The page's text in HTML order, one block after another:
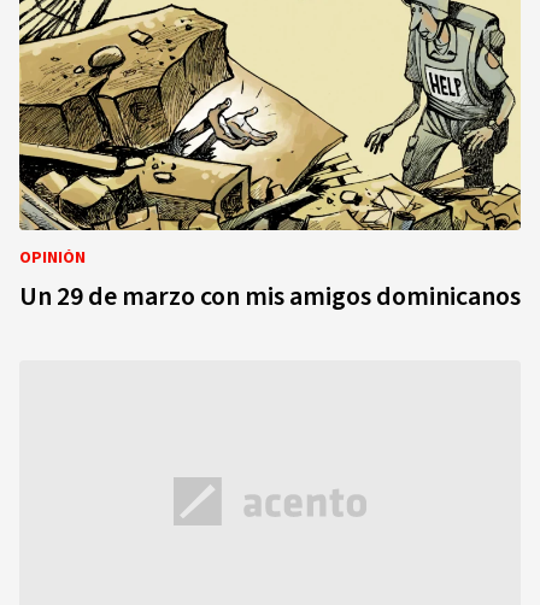
OPINIÓN
Un 29 de marzo con mis amigos dominicanos